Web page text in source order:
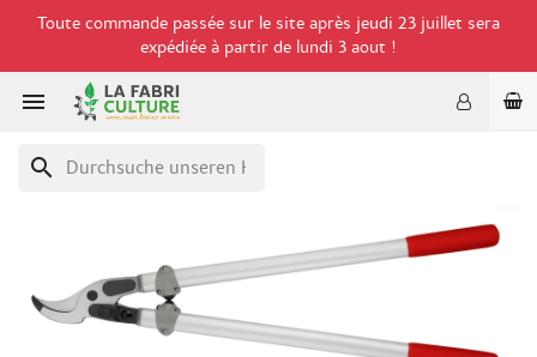
Toute commande passée sur le site après jeudi 23 juillet sera
expédiée à partir de lundi 3 aout !

search